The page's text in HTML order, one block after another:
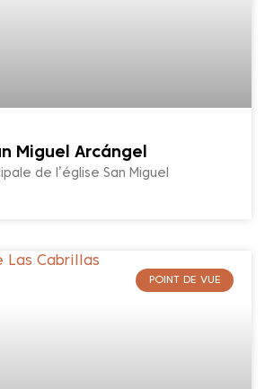
Miguel Arcángel
de l’église San Miguel
POINT DE VUE